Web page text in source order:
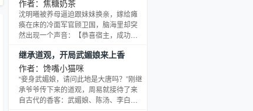
药，结果扫描出了宫内早孕……随后整
个直播间彻底走歪，爱幻想的老伯、凑
热闹谎称胸口闷，心跳得好快的小姐
《我一个兽医啊，你觉醒大医系统什么
鬼！ 》、《抽象是一门艺
作者：焦糖奶茶
沈明曦被养母逼迫跟妹妹换亲，嫁给瘫
痪在床的冷面军官顾卫国，脑海里却突
然出现一个声音：【恭喜宿主，成功绑
到的系统奖励越丰厚！ 】被骂赔钱货贱
丫头，系统奖励猪肉十斤；遭人嫌弃是
丧门星克父克母，解锁特供奶粉麦|乳|
精；继妹当众羞辱，直接触发了隐藏空
间。 ——重生归来成功抢了姐姐 “良缘”
继承道观，开局武媚娘来上香
作者：馋嘴小猫咪
“妾身武媚娘，请问此地是大唐吗？”刚继
承爷爷传下来的道观，周易就接待了来
自古代的香客：武媚娘、陈汤、李白、